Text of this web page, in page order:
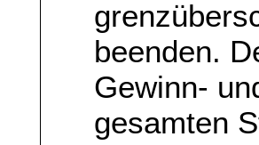
beenden.
Gewinn-
gesamten